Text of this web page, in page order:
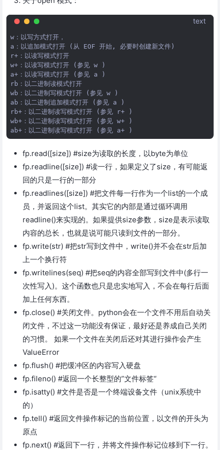
text
w：以写方式打开，
a：以追加模式打开 (从 EOF 开始, 必要时创建新文件)
r+：以读写模式打开
w+：以读写模式打开 (参见 w )
a+：以读写模式打开 (参见 a )
rb：以二进制读模式打开
wb：以二进制写模式打开 (参见 w )
ab：以二进制追加模式打开 (参见 a )
rb+：以二进制读写模式打开 (参见 r+ )
wb+：以二进制读写模式打开 (参见 w+ )
fp.read([size]) #size为读取的长度，以byte为单位
fp.readline([size]) #读一行，如果定义了size，有可能返
回的只是一行的一部分
fp.readlines([size]) #把文件每一行作为一个list的一个成
员，并返回这个list。其实它的内部是通过循环调用
readline()来实现的。如果提供size参数，size是表示读取
内容的总长，也就是说可能只读到文件的一部分。
fp.write(str) #把str写到文件中，write()并不会在str后加
上一个换行符
fp.writelines(seq) #把seq的内容全部写到文件中(多行一
次性写入)。这个函数也只是忠实地写入，不会在每行后面
加上任何东西。
fp.close() #关闭文件。python会在一个文件不用后自动关
闭文件，不过这一功能没有保证，最好还是养成自己关闭
的习惯。 如果一个文件在关闭后还对其进行操作会产生
ValueError
fp.flush() #把缓冲区的内容写入硬盘
fp.fileno() #返回一个长整型的”文件标签“
fp.isatty() #文件是否是一个终端设备文件（unix系统中
的）
fp.tell() #返回文件操作标记的当前位置，以文件的开头为
原点
fp.next() #返回下一行，并将文件操作标记位移到下一行。